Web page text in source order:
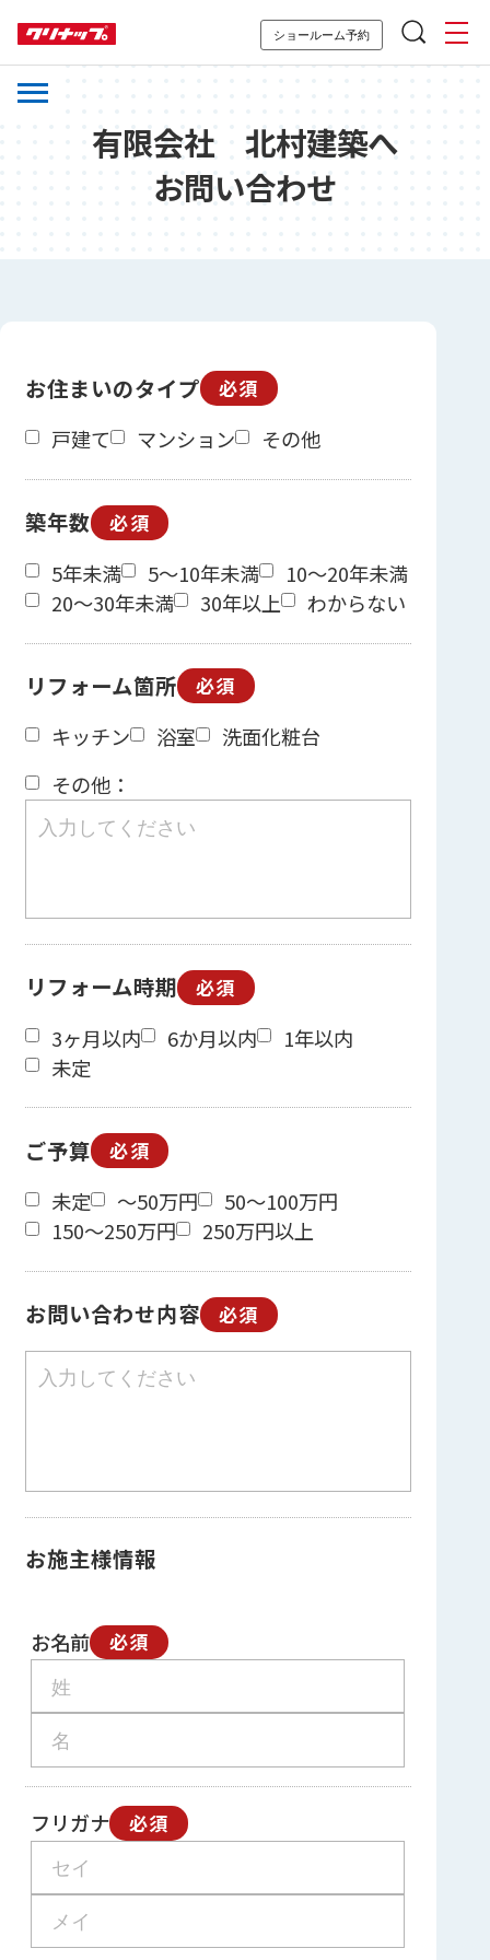
ショールーム予約
有限会社 北村建築へ
お問い合わせ
お住まいのタイプ 必須
戸建て マンション その他
築年数 必須
5年未満 5～10年未満
10～20年未満
20～30年未満
30年以上 わからない
リフォーム箇所 必須
キッチン 浴室
洗面化粧台
その他：
リフォーム時期 必須
3ヶ月以内 6か月以内
1年以内
未定
ご予算 必須
未定 ～50万円
50～100万円
150～250万円
250万円以上
お問い合わせ内容 必須
お施主様情報
お名前 必須
フリガナ 必須